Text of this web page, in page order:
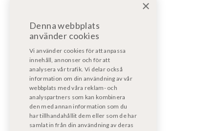
bodelsverkstad@fritidsfordonost.se
För motorservice/reparation:
motorverkstad@kpmf.nu
För garantiärenden:
bodelsverkstad@fritidsfordonost.se
Våra certifikat
×
Denna webbplats
använder cookies
Vi använder cookies för att anpassa
innehåll, annonser och för att
analysera vår trafik. Vi delar också
information om din användning av vår
webbplats med våra reklam- och
analyspartners som kan kombinera
den med annan information som du
har tillhandahållit dem eller som de har
samlat in från din användning av deras